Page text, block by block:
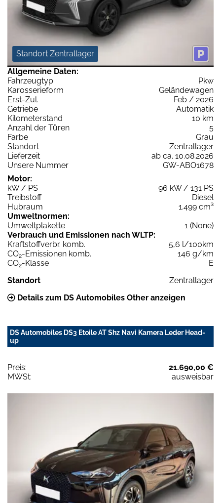
Standort Zentrallager
Allgemeine Daten:
Fahrzeugtyp
Pkw
Karosserieform
Geländewagen
Erst-Zul.
Feb / 2026
Getriebe
Automatik
Kilometerstand
10 km
Anzahl der Türen
5
Farbe
Grau
Standort
Zentrallager
Lieferzeit
ab ca. 10.08.2026
Unsere Nummer
GW-ABO1678
Motor:
kW / PS
96 kW / 131 PS
Treibstoff
Diesel
Hubraum
1.499 cm³
Umweltnormen:
Umweltplakette
1 (None)
Verbrauch und Emissionen nach WLTP:
Kraftstoffverbr. komb.
5,6 l/100km
CO2-Emissionen komb.
146 g/km
CO2-Klasse
E
Standort
Zentrallager
Details zum DS Automobiles Other anzeigen
DS Automobiles DS3 Etoile AT Shz Navi Kamera Leder Head-
up
Preis:
21.690,00 €
MWSt:
ausweisbar